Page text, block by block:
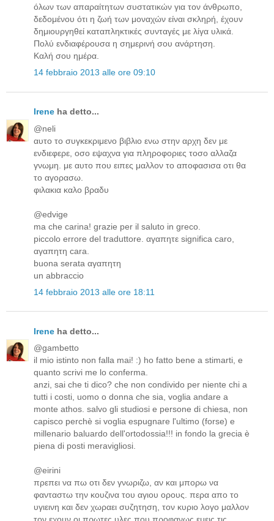
όλων των απαραίτητων συστατικών για τον άνθρωπο,
δεδομένου ότι η ζωή των μοναχών είναι σκληρή, έχουν
δημιουργηθεί καταπληκτικές συνταγές με λίγα υλικά.
Πολύ ενδιαφέρουσα η σημερινή σου ανάρτηση.
Καλή σου ημέρα.
14 febbraio 2013 alle ore 09:10
Irene ha detto...
@neli
αυτο το συγκεκριμενο βιβλιο ενω στην αρχη δεν με
ενδιεφερε, οσο εψαχνα για πληροφοριες τοσο αλλαζα
γνωμη. με αυτο που ειπες μαλλον το αποφασισα οτι θα
το αγορασω.
φιλακια καλο βραδυ
@edvige
ma che carina! grazie per il saluto in greco.
piccolo errore del traduttore. αγαπητε significa caro,
αγαπητη cara.
buona serata αγαπητη
un abbraccio
14 febbraio 2013 alle ore 18:11
Irene ha detto...
@gambetto
il mio istinto non falla mai! :) ho fatto bene a stimarti, e
quanto scrivi me lo conferma.
anzi, sai che ti dico? che non condivido per niente chi a
tutti i costi, uomo o donna che sia, voglia andare a
monte athos. salvo gli studiosi e persone di chiesa, non
capisco perchè si voglia espugnare l'ultimo (forse) e
millenario baluardo dell'ortodossia!!! in fondo la grecia è
piena di posti meravigliosi.
@eirini
πρεπει να πω οτι δεν γνωριζω, αν και μπορω να
φανταστω την κουζινα του αγιου ορους. περα απο το
υγιεινη και δεν χωραει συζητηση, τον κυριο λογο μαλλον